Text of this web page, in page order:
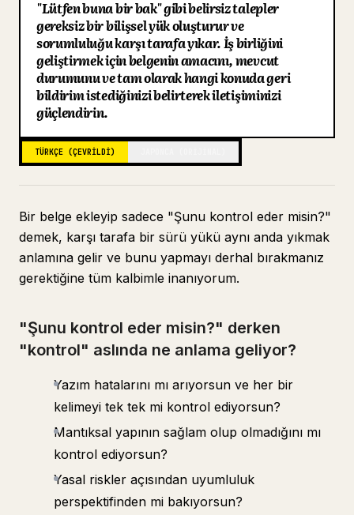
Blog
Güncellemeler
"Lütfen buna bir bak" gibi belirsiz talepler
gereksiz bir bilişsel yük oluşturur ve
sorumluluğu karşı tarafa yıkar. İş birliğini
geliştirmek için belgenin amacını, mevcut
durumunu ve tam olarak hangi konuda geri
bildirim istediğinizi belirterek iletişiminizi
güçlendirin.
TÜRKÇE (ÇEVRILDI)
Bir belge ekleyip sadece "Şunu kontrol eder misin?"
demek, karşı tarafa bir sürü yükü aynı anda yıkmak
anlamına gelir ve bunu yapmayı derhal bırakmanız
gerektiğine tüm kalbimle inanıyorum.
"Şunu kontrol eder misin?" derken
"kontrol" aslında ne anlama geliyor?
Yazım hatalarını mı arıyorsun ve her bir
kelimeyi tek tek mi kontrol ediyorsun?
Mantıksal yapının sağlam olup olmadığını mı
kontrol ediyorsun?
Yasal riskler açısından uyumluluk
perspektifinden mi bakıyorsun?